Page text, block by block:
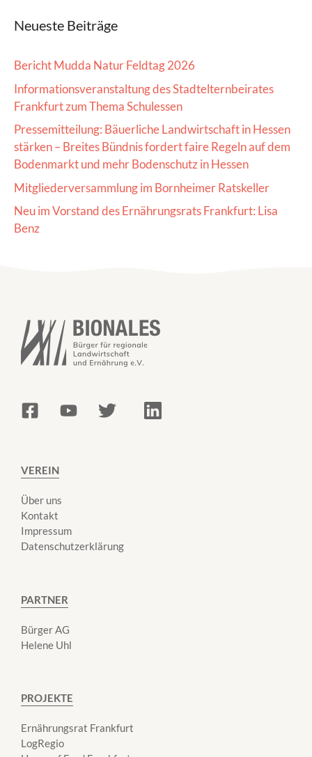
Neueste Beiträge
Bericht Mudda Natur Feldtag 2026
Informationsveranstaltung des Stadtelternbeirates
Frankfurt zum Thema Schulessen
Pressemitteilung: Bäuerliche Landwirtschaft in Hessen
stärken – Breites Bündnis fordert faire Regeln auf dem
Bodenmarkt und mehr Bodenschutz in Hessen
Mitgliederversammlung im Bornheimer Ratskeller
Neu im Vorstand des Ernährungsrats Frankfurt: Lisa
Benz
VEREIN
Über uns
Kontakt
Impressum
Datenschutzerklärung
PARTNER
Bürger AG
Helene Uhl
PROJEKTE
Ernährungsrat Frankfurt
LogRegio